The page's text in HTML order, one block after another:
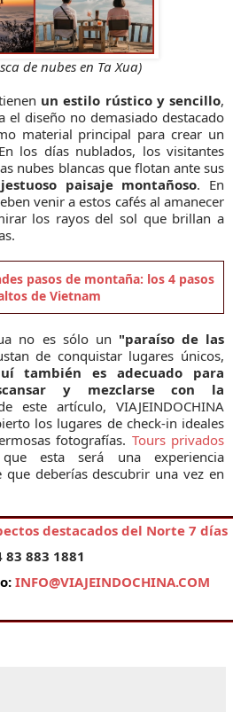
de nubes en Ta Xua)
un estilo rústico y sencillo,
el diseño no demasiado destacado
material principal para crear un
los días nublados, los visitantes
nubes blancas que flotan ante sus
paisaje montañoso. En
venir a estos cafés al amanecer
los rayos del sol que brillan a
pasos de montaña: los 4 pasos
de Vietnam
no es sólo un "paraíso de las
de conquistar lugares únicos,
también es adecuado para
y mezclarse con la
este artículo, VIAJEINDOCHINA
los lugares de check-in ideales
fotografías. Tours privados
esta será una experiencia
deberías descubrir una vez en
destacados del Norte 7 días
883 1881
INFO@VIAJEINDOCHINA.COM